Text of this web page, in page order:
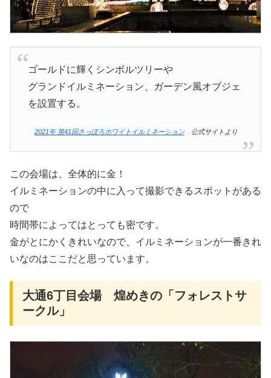
ゴールドに輝くシンボルツリーや
グランドイルミネーション、ガーデン風オブジェ
を設置する。
2021年 第41回さっぽろホワイトイルミネーション公式サイトより
この会場は、全体的に金！
イルミネーションの中に入って撮影できるスポットがある
ので
時間帯によってはとっても密です。
金がとにかくきれいなので、イルミネーションが一番きれ
いなのはここだと思っています。
大通6丁目会場 煌めきの「フォレストサ
ークル」